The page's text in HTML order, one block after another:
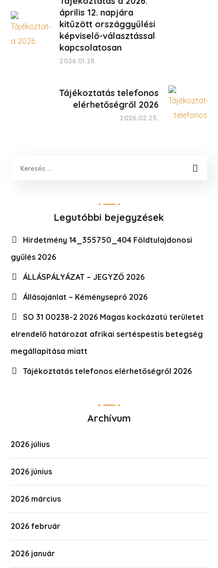
április 12. napjára
kitűzött országgyűlési
képviselő-választással
kapcsolatosan
2026.01.28.
Tájékoztatás telefonos
elérhetőségről 2026
2026.02.25.
Legutóbbi bejegyzések
Hirdetmény 14_355750_404 Földtulajdonosi
gyűlés 2026
ÁLLÁSPÁLYÁZAT – JEGYZŐ 2026
Állásajánlat – Kéményseprő 2026
SO 31 00238-2 2026 Magas kockázatú területet
elrendelő határozat afrikai sertéspestis betegség
megállapítása miatt
Tájékoztatás telefonos elérhetőségről 2026
Archívum
2026 július
2026 június
2026 március
2026 február
2026 január